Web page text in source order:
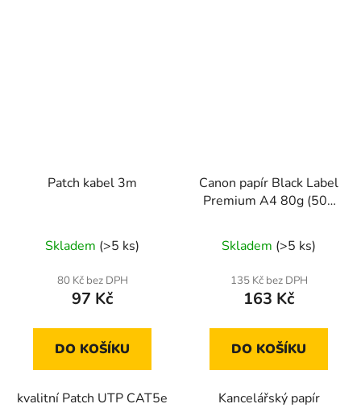
Patch kabel 3m
Skladem (>5 ks)
80 Kč bez DPH
97 Kč
DO KOŠÍKU
kvalitní Patch UTP CAT5e
Canon papír Black Label
Premium A4 80g (500
Skladem (>5 ks)
135 Kč bez DPH
163 Kč
DO KOŠÍKU
Kancelářský papír